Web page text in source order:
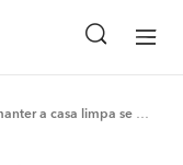
Como manter a casa limpa se tem pets